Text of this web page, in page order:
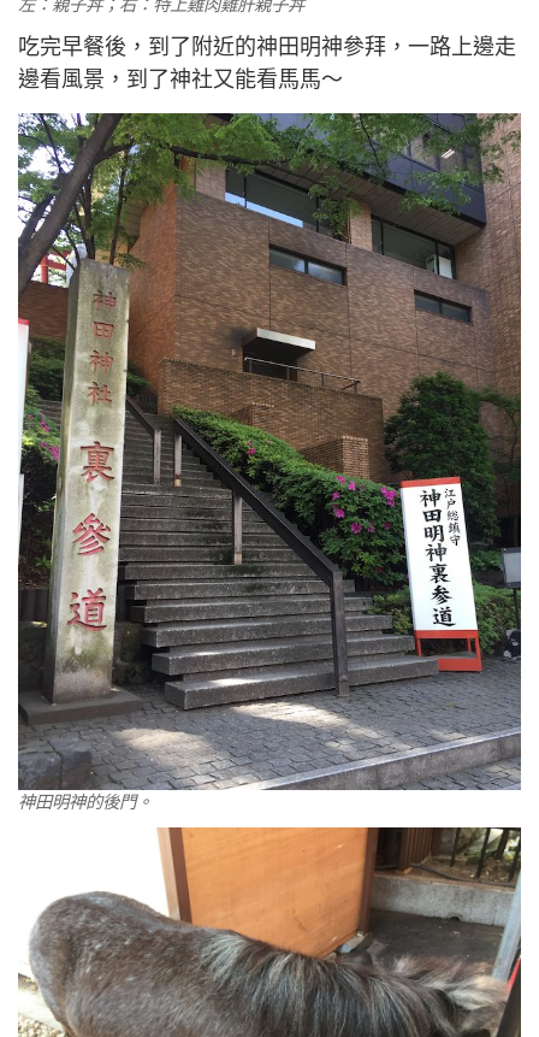
左：親子丼；右：特上雞肉雞肝親子丼
吃完早餐後，到了附近的神田明神參拜，一路上邊走
邊看風景，到了神社又能看馬馬～
神田明神的後門。